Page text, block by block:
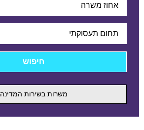
אחוז משרה
תחום תעסוקתי
משרות בשירות המדינה